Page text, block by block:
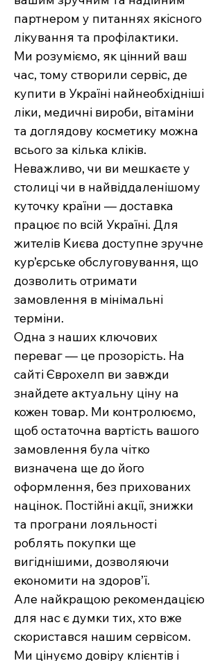
партнером у питаннях якісного
лікування та профілактики.
Ми розуміємо, як цінний ваш
час, тому створили сервіс, де
купити в Україні найнеобхідніші
ліки, медичні вироби, вітаміни
та доглядову косметику можна
всього за кілька кліків.
Неважливо, чи ви мешкаєте у
столиці чи в найвіддаленішому
куточку країни — доставка
працює по всій Україні. Для
жителів Києва доступне зручне
кур’єрське обслуговування, що
дозволить отримати
замовлення в мінімальні
терміни.
Одна з наших ключових
переваг — це прозорість. На
сайті Єврохелп ви завжди
знайдете актуальну ціну на
кожен товар. Ми контролюємо,
щоб остаточна вартість вашого
замовлення була чітко
визначена ще до його
оформлення, без прихованих
націнок. Постійні акції, знижки
та програни лояльності
роблять покупки ще
вигіднішими, дозволяючи
економити на здоров’ї.
Але найкращою рекомендацією
для нас є думки тих, хто вже
скористався нашим сервісом.
Ми цінуємо довіру клієнтів і